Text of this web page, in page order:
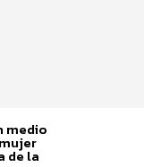
medio
de la